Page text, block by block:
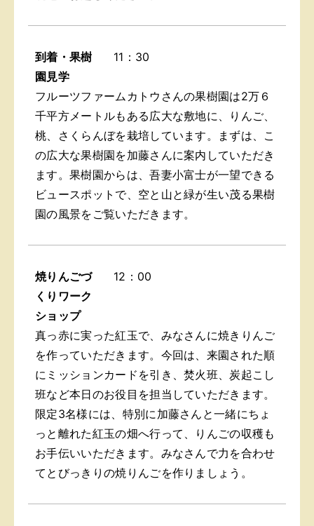
到着・果樹
園見学
11：30
フルーツファームカトウさんの果樹園は2万６
千平方メートルもある広大な敷地に、りんご、
桃、さくらんぼを栽培しています。まずは、こ
の広大な果樹園を加藤さんに案内していただき
ます。果樹園からは、吾妻小富士が一望できる
ビュースポットで、空と山と緑が生い茂る果樹
園の風景をご覧いただきます。
焼りんごづ
くりワーク
ショップ
12：00
真っ赤に実った紅玉で、みなさんに焼きりんご
を作っていただきます。今回は、来園された順
にミッションカードを引き、焚火班、炭起こし
班など本日のお役目を担当していただきます。
限定3名様には、特別に加藤さんと一緒にちょ
っと離れた紅玉の畑へ行って、りんごの収穫も
お手伝いいただきます。みなさんで力を合わせ
てとびっきりの焼りんごを作りましょう。